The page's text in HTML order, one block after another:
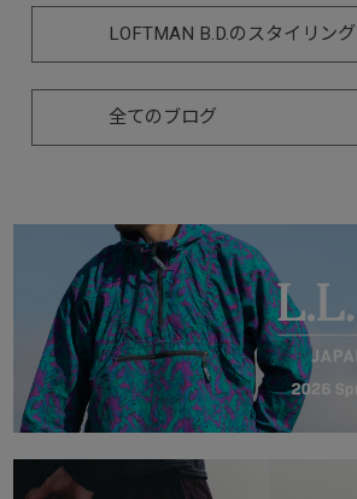
LOFTMAN B.D.のスタイリング
全てのブログ